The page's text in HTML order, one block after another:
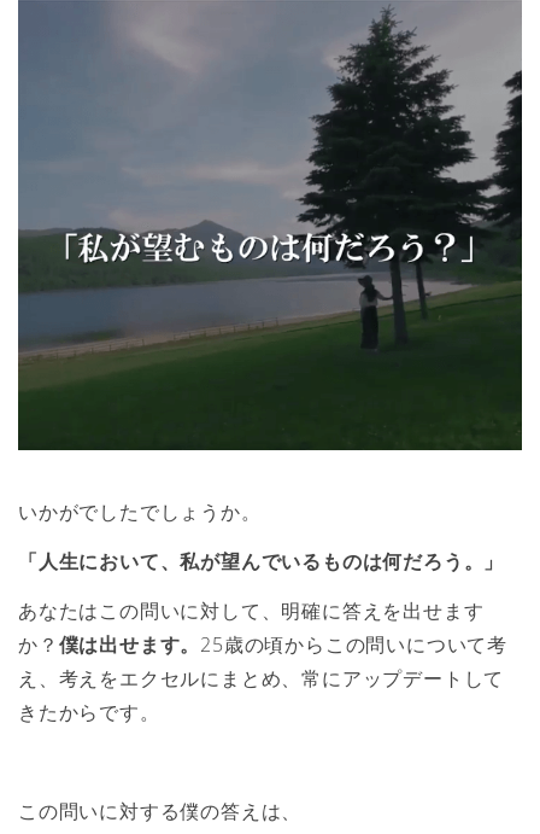
いかがでしたでしょうか。
「人生において、私が望んでいるものは何だろう。」
あなたはこの問いに対して、明確に答えを出せます
か？ 僕は出せます。 25歳の頃からこの問いについて考
え、考えをエクセルにまとめ、常にアップデートして
きたからです。
この問いに対する僕の答えは、